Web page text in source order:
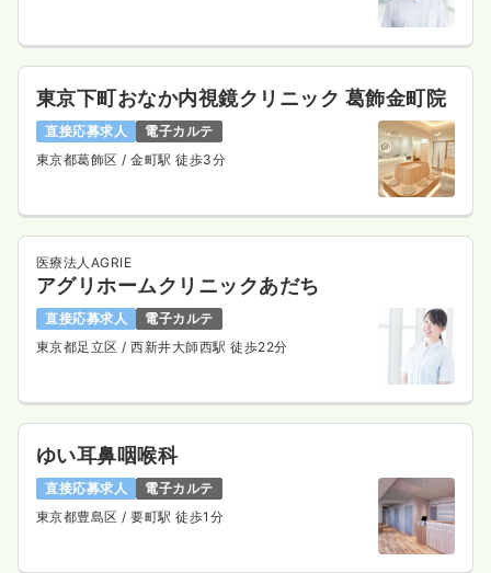
東京下町おなか内視鏡クリニック 葛飾金町院
直接応募求人
電子カルテ
東京都葛飾区 / 金町駅 徒歩3分
医療法人AGRIE
アグリホームクリニックあだち
直接応募求人
電子カルテ
東京都足立区 / 西新井大師西駅 徒歩22分
ゆい耳鼻咽喉科
直接応募求人
電子カルテ
東京都豊島区 / 要町駅 徒歩1分